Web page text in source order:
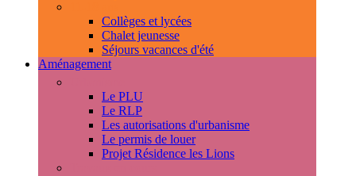
Collèges et lycées
Chalet jeunesse
Séjours vacances d'été
Aménagement
Le PLU
Le RLP
Les autorisations d'urbanisme
Le permis de louer
Projet Résidence les Lions